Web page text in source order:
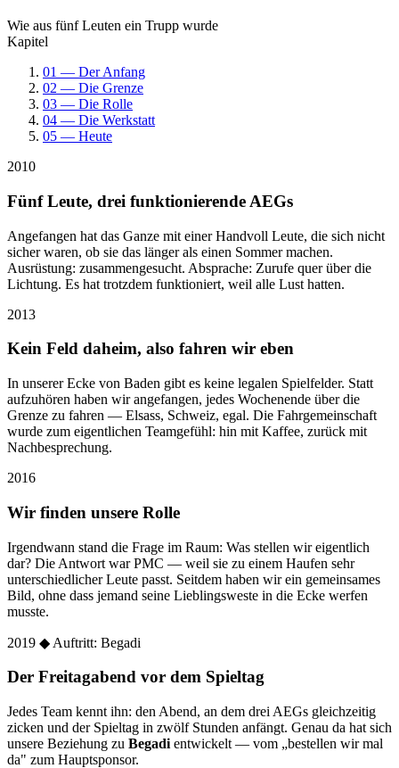
Wie aus fünf Leuten ein Trupp wurde
Kapitel
01 — Der Anfang
02 — Die Grenze
03 — Die Rolle
04 — Die Werkstatt
05 — Heute
2010
Fünf Leute, drei funktionierende AEGs
Angefangen hat das Ganze mit einer Handvoll Leute, die sich nicht
sicher waren, ob sie das länger als einen Sommer machen.
Ausrüstung: zusammengesucht. Absprache: Zurufe quer über die
Lichtung. Es hat trotzdem funktioniert, weil alle Lust hatten.
2013
Kein Feld daheim, also fahren wir eben
In unserer Ecke von Baden gibt es keine legalen Spielfelder. Statt
aufzuhören haben wir angefangen, jedes Wochenende über die
Grenze zu fahren — Elsass, Schweiz, egal. Die Fahrgemeinschaft
wurde zum eigentlichen Teamgefühl: hin mit Kaffee, zurück mit
Nachbesprechung.
2016
Wir finden unsere Rolle
Irgendwann stand die Frage im Raum: Was stellen wir eigentlich
dar? Die Antwort war PMC — weil sie zu einem Haufen sehr
unterschiedlicher Leute passt. Seitdem haben wir ein gemeinsames
Bild, ohne dass jemand seine Lieblingsweste in die Ecke werfen
musste.
2019 ◆ Auftritt: Begadi
Der Freitagabend vor dem Spieltag
Jedes Team kennt ihn: den Abend, an dem drei AEGs gleichzeitig
zicken und der Spieltag in zwölf Stunden anfängt. Genau da hat sich
unsere Beziehung zu Begadi entwickelt — vom „bestellen wir mal
da" zum Hauptsponsor.